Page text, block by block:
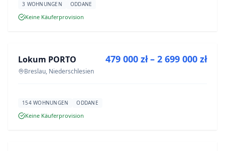
3 WOHNUNGEN ODDANE
Keine Käuferprovision
NEUBAU
Lokum PORTO
Breslau, Niederschlesien
479 000 zł – 2 699 000 zł
154 WOHNUNGEN ODDANE
Keine Käuferprovision